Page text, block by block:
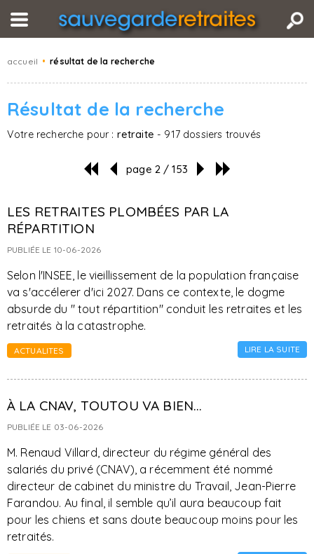
accueil • résultat de la recherche
Résultat de la recherche
Votre recherche pour : retraite - 917 dossiers trouvés
page 2 / 153
LES RETRAITES PLOMBÉES PAR LA
RÉPARTITION
PUBLIÉE LE 10-06-2026
Selon l'INSEE, le vieillissement de la population française
va s'accélerer d'ici 2027. Dans ce contexte, le dogme
absurde du " tout répartition" conduit les retraites et les
retraités à la catastrophe.
ACTUALITES LIRE LA SUITE
À LA CNAV, TOUTOU VA BIEN…
PUBLIÉE LE 03-06-2026
M. Renaud Villard, directeur du régime général des
salariés du privé (CNAV), a récemment été nommé
directeur de cabinet du ministre du Travail, Jean-Pierre
Farandou. Au final, il semble qu’il aura beaucoup fait
pour les chiens et sans doute beaucoup moins pour les
retraités.